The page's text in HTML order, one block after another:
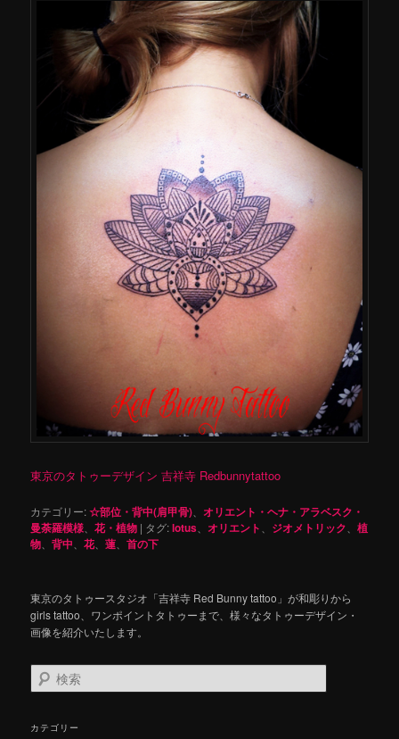
東京のタトゥーデザイン 吉祥寺 Redbunnytattoo
カテゴリー:☆部位・背中(肩甲骨) 、オリエント・ヘナ・アラベスク・
曼荼羅模様 、花・植物 | タグ:lotus 、オリエント ジオメトリック 、植
物 、背中 、花、蓮 、首の下
東京のタトゥースタジオ「吉祥寺 Red Bunny tattoo」が和彫りから
girls tattoo、ワンポイントタトゥーまで、様々なタトゥーデザイン・
画像を紹介いたします。
検
索
カテゴリー